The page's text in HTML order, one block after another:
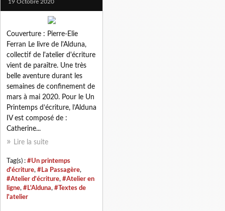
19 Octobre 2020
Couverture : Pierre-Elie
Ferran Le livre de l'Alduna,
collectif de l'atelier d'écriture
vient de paraître. Une très
belle aventure durant les
semaines de confinement de
mars à mai 2020. Pour le Un
Printemps d’écriture, l’Alduna
IV est composé de :
Catherine...
Lire la suite
Tag(s) : #Un printemps
d'écriture, #La Passagère,
#Atelier d'écriture, #Atelier en
ligne, #L'Alduna, #Textes de
l'atelier